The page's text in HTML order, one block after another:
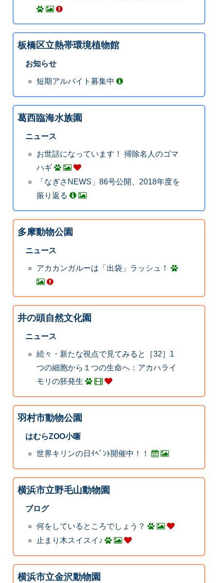
板橋区立熱帯環境植物館
お知らせ
短期アルバイト募集中
葛西臨海水族園
ニュース
お世話になっています！ 掃除名人のゴマ
ハギ
「なぎさNEWS」86号公開、2018年度を
振り返る
多摩動物公園
ニュース
アカカンガルーは「出袋」ラッシュ！
井の頭自然文化園
ニュース
続々・新たな視点で見てみると［32］1
つの細胞から１つの生命へ：アカハライ
モリの胚発生
羽村市動物公園
はむらZOO小噺
世界キリンの日ｲﾍﾞﾝﾄ開催中！！
横浜市立野毛山動物園
ブログ
何をしているところでしょう？
止まり木スイスイ♪
横浜市立金沢動物園